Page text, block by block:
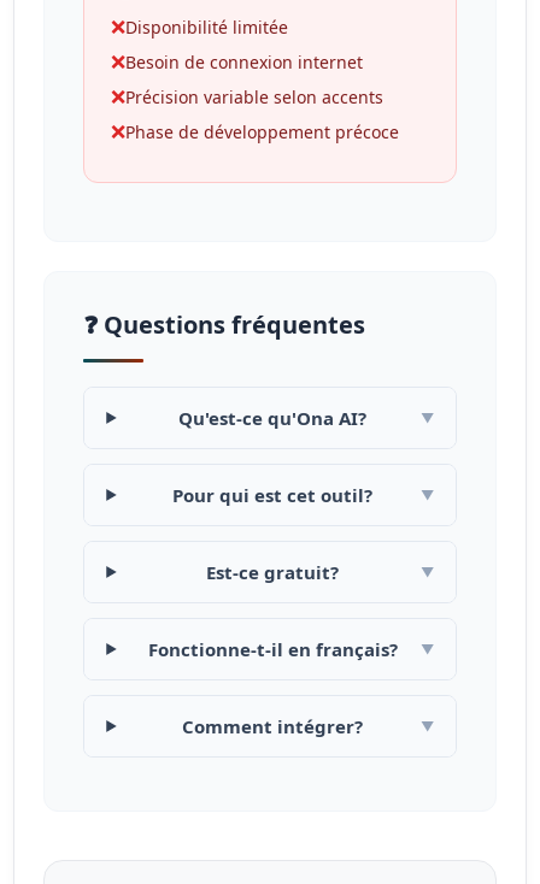
❌Disponibilité limitée
❌Besoin de connexion internet
❌Précision variable selon accents
❌Phase de développement précoce
❓ Questions fréquentes
Qu'est-ce qu'Ona AI? ▼
Pour qui est cet outil? ▼
Est-ce gratuit? ▼
Fonctionne-t-il en français? ▼
Comment intégrer? ▼